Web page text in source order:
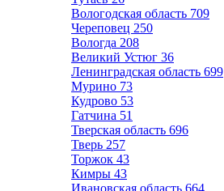
Вологодская область 709
Череповец 250
Вологда 208
Великий Устюг 36
Ленинградская область 699
Мурино 73
Кудрово 53
Гатчина 51
Тверская область 696
Тверь 257
Торжок 43
Кимры 43
Ивановская область 664